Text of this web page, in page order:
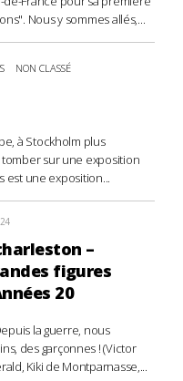
Nous y sommes allés,...
NON CLASSÉ
à Stockholm plus
sur une exposition
est une exposition...
–
figures
20
la guerre, nous
des garçonnes ! (Victor
Kiki de Montparnasse,...